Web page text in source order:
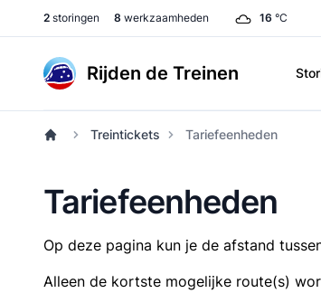
2 storingen 8 werkzaamheden 16 °C
Rijden de Treinen
Treintickets Tariefeenheden
Tariefeenheden
Op deze pagina kun je de afstand
Alleen de kortste mogelijke route(s)